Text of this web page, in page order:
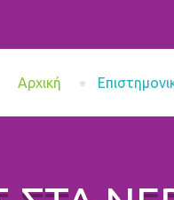
Aρχική